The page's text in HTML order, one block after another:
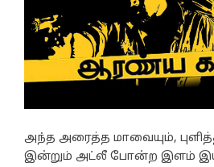
அந்த அரைத்த மாவையும்,
இன்றும் அட்லீ போன்ற இளம்